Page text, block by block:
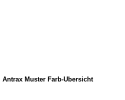
Antrax Muster Farb-Übersicht